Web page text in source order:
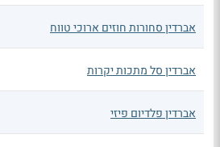
אברדין סחורות חוזים ארוכי טווח
אברדין סל מתכות יקרות
אברדין פלדיום פיזי